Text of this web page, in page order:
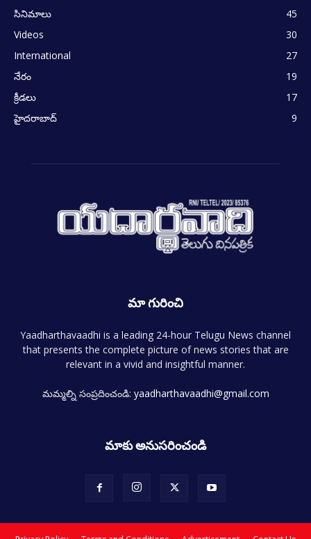
సినిమాలు
45
Videos
30
International
27
నేరం
19
క్రీడలు
17
హైదరాబాద్
9
మా గురించి
Yaadharthavaadhi is a leading 24-hour Telugu News channel
that presents the complete picture of news stories that are
relevant in a vivid and insightful manner.
మమ్మల్ని సంప్రదించండి: yaadharthavaadhi@gmail.com
మాకు అనుసరించండి